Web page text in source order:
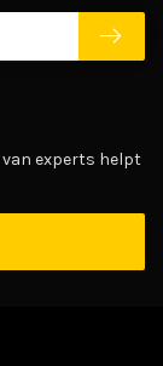
van experts helpt